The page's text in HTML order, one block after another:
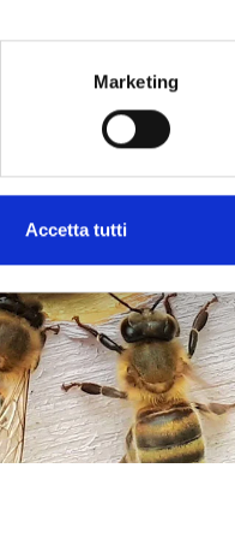
Marketing
Accetta tutti